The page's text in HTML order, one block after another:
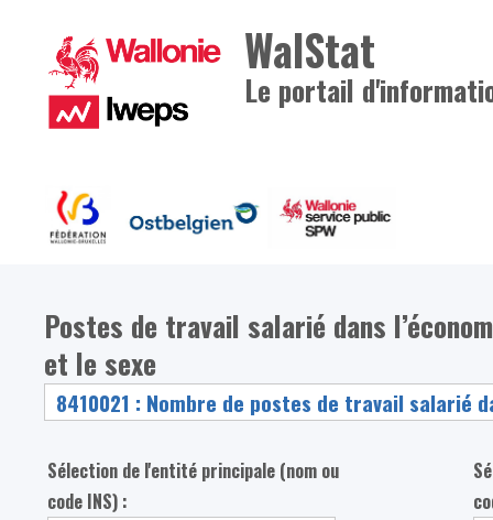
WalStat
Le portail
Postes de travail salarié dans
et le sexe
Sélection de l'entité principale (nom ou
code INS) :